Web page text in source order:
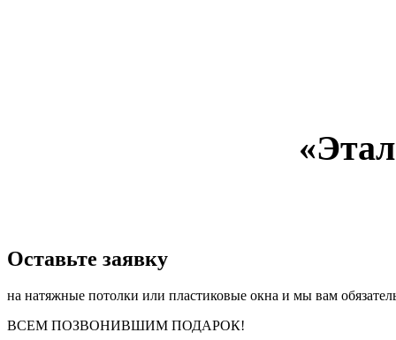
­Оставьте заявку
на натяжные потолки или пластиковые окна и мы вам
ВСЕМ ПОЗВОНИВШИМ ПОДАРОК!